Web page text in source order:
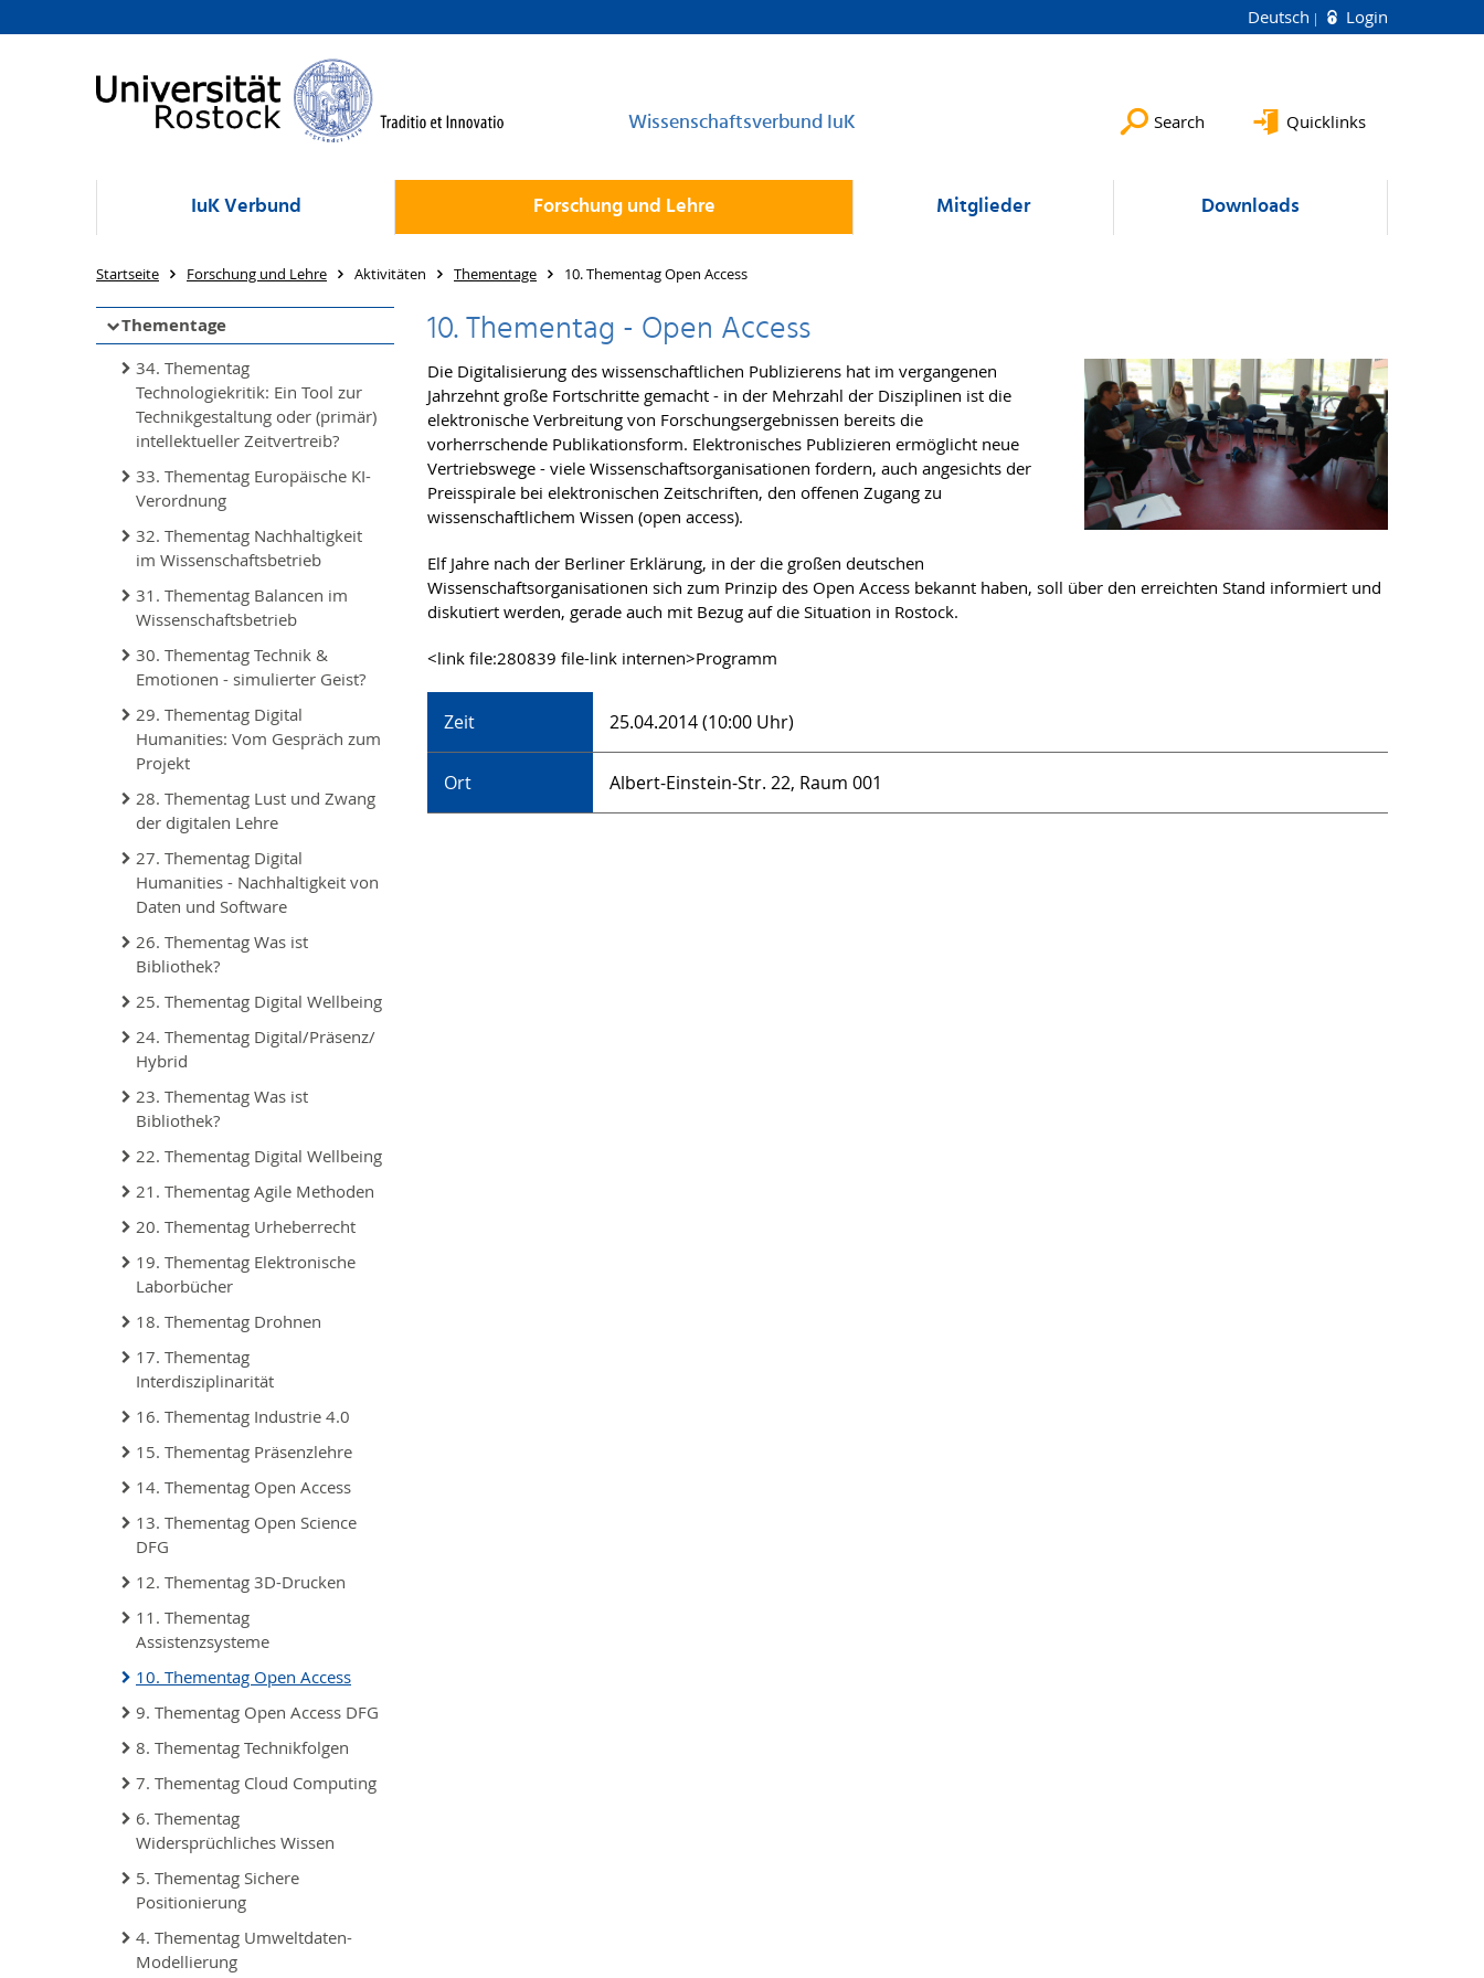
Deutsch Login
Wissenschaftsverbund IuK Search Quicklinks
IuK Verbund Forschung und Lehre Mitglieder Downloads
Startseite Forschung und Lehre Aktivitäten Thementage 10. Thementag Open Access
Thementage
34. Thementag
Technologiekritik: Ein Tool zur
Technikgestaltung oder (primär)
intellektueller Zeitvertreib?
33. Thementag Europäische KI-
Verordnung
32. Thementag Nachhaltigkeit
im Wissenschaftsbetrieb
31. Thementag Balancen im
Wissenschaftsbetrieb
30. Thementag Technik &
Emotionen - simulierter Geist?
29. Thementag Digital
Humanities: Vom Gespräch zum
Projekt
28. Thementag Lust und Zwang
der digitalen Lehre
27. Thementag Digital
Humanities - Nachhaltigkeit von
Daten und Software
26. Thementag Was ist
Bibliothek?
25. Thementag Digital Wellbeing
24. Thementag Digital/Präsenz/
Hybrid
23. Thementag Was ist
Bibliothek?
22. Thementag Digital Wellbeing
21. Thementag Agile Methoden
20. Thementag Urheberrecht
19. Thementag Elektronische
Laborbücher
18. Thementag Drohnen
17. Thementag
Interdisziplinarität
16. Thementag Industrie 4.0
15. Thementag Präsenzlehre
14. Thementag Open Access
13. Thementag Open Science
DFG
12. Thementag 3D-Drucken
11. Thementag
Assistenzsysteme
10. Thementag Open Access
9. Thementag Open Access DFG
8. Thementag Technikfolgen
7. Thementag Cloud Computing
6. Thementag
Widersprüchliches Wissen
5. Thementag Sichere
Positionierung
4. Thementag Umweltdaten-
Modellierung
10. Thementag - Open Access
Die Digitalisierung des wissenschaftlichen Publizierens hat im vergangenen
Jahrzehnt große Fortschritte gemacht - in der Mehrzahl der Disziplinen ist die
elektronische Verbreitung von Forschungsergebnissen bereits die
vorherrschende Publikationsform. Elektronisches Publizieren ermöglicht neue
Vertriebswege - viele Wissenschaftsorganisationen fordern, auch angesichts der
Preisspirale bei elektronischen Zeitschriften, den offenen Zugang zu
wissenschaftlichem Wissen (open access).
Elf Jahre nach der Berliner Erklärung, in der die großen deutschen
Wissenschaftsorganisationen sich zum Prinzip des Open Access bekannt haben, soll über den erreichten Stand informiert und
diskutiert werden, gerade auch mit Bezug auf die Situation in Rostock.
<link file:280839 file-link internen>Programm
Zeit 25.04.2014 (10:00 Uhr)
Ort Albert-Einstein-Str. 22, Raum 001